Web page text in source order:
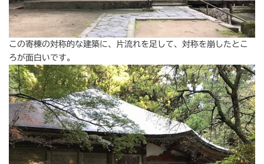
この寄棟の対称的な建築に、片流れを足して、対称を崩したとこ
ろが面白いです。